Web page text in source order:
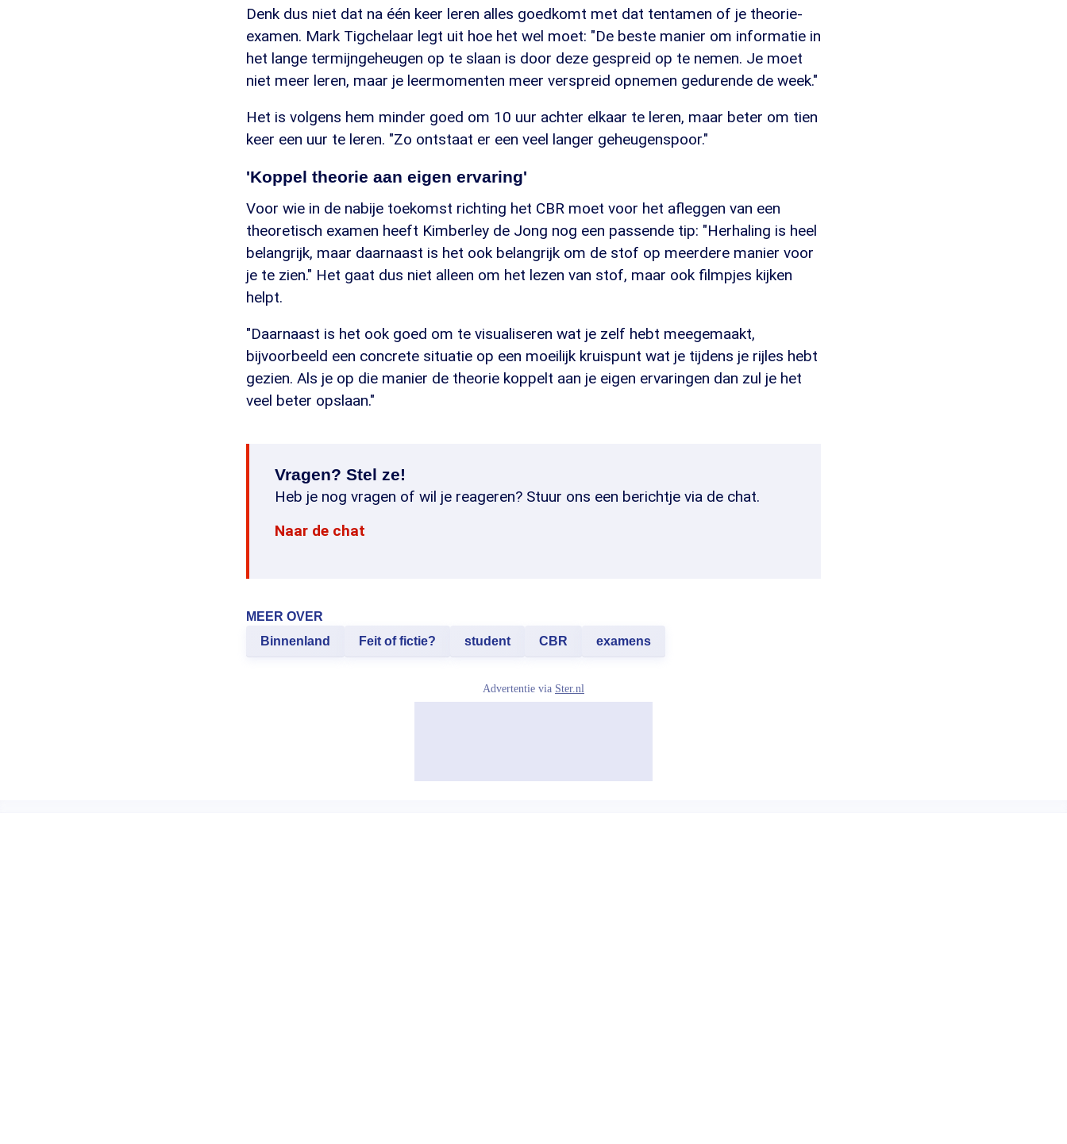
Denk dus niet dat na één keer leren alles goedkomt met dat tentamen of je theorie-
examen. Mark Tigchelaar legt uit hoe het wel moet: "De beste manier om informatie in
het lange termijngeheugen op te slaan is door deze gespreid op te nemen. Je moet
niet meer leren, maar je leermomenten meer verspreid opnemen gedurende de week."
Het is volgens hem minder goed om 10 uur achter elkaar te leren, maar beter om tien
keer een uur te leren. "Zo ontstaat er een veel langer geheugenspoor."
'Koppel theorie aan eigen ervaring'
Voor wie in de nabije toekomst richting het CBR moet voor het afleggen van een
theoretisch examen heeft Kimberley de Jong nog een passende tip: "Herhaling is heel
belangrijk, maar daarnaast is het ook belangrijk om de stof op meerdere manier voor
je te zien." Het gaat dus niet alleen om het lezen van stof, maar ook filmpjes kijken
helpt.
"Daarnaast is het ook goed om te visualiseren wat je zelf hebt meegemaakt,
bijvoorbeeld een concrete situatie op een moeilijk kruispunt wat je tijdens je rijles hebt
gezien. Als je op die manier de theorie koppelt aan je eigen ervaringen dan zul je het
veel beter opslaan."
Vragen? Stel ze!
Heb je nog vragen of wil je reageren? Stuur ons een berichtje via de chat.
Naar de chat
MEER OVER
Binnenland
Feit of fictie? student CBR examens
Advertentie via Ster.nl